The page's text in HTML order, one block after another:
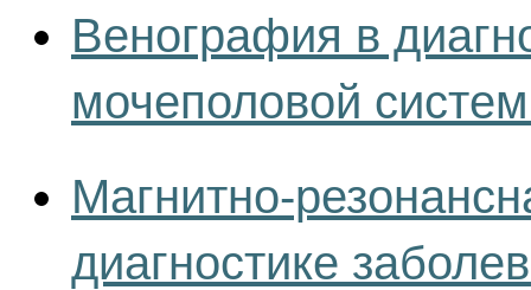
Венография в
мочеполовой
Магнитно-
диагностике